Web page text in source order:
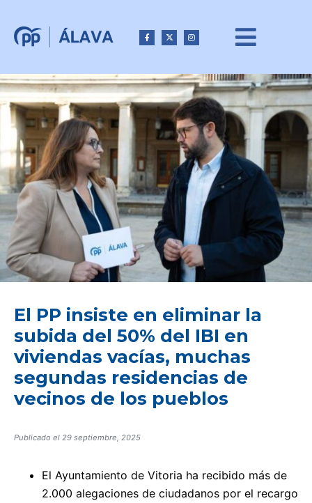
Publicado el 29 septiembre, 2025
El PP insiste en eliminar la
subida del 50% del IBI en
viviendas vacías, muchas
segundas residencias de
vecinos de los pueblos
El Ayuntamiento de Vitoria ha recibido más de
2.000 alegaciones de ciudadanos por el recargo